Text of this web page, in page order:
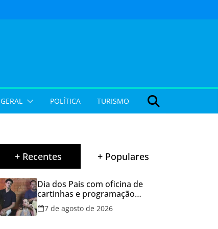
GERAL POLÍTICA TURISMO
+ Recentes + Populares
Dia dos Pais com oficina de
cartinhas e programação
musical gratuita em Aparecida
de Goiânia
7 de agosto de 2026